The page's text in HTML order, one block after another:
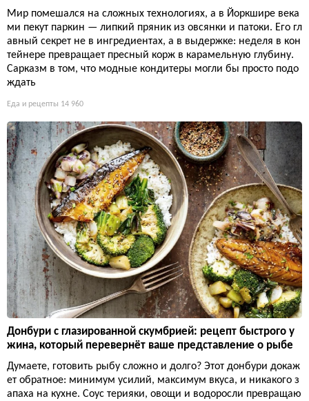
Мир помешался на сложных технологиях, а в Йоркшире века
ми пекут паркин — липкий пряник из овсянки и патоки. Его гл
авный секрет не в ингредиентах, а в выдержке: неделя в кон
тейнере превращает пресный корж в карамельную глубину.
Сарказм в том, что модные кондитеры могли бы просто подо
ждать
Еда и рецепты 14 960
Донбури с глазированной скумбрией: рецепт быстрого у
жина, который перевернёт ваше представление о рыбе
Думаете, готовить рыбу сложно и долго? Этот донбури докаж
ет обратное: минимум усилий, максимум вкуса, и никакого з
апаха на кухне. Соус терияки, овощи и водоросли превращаю